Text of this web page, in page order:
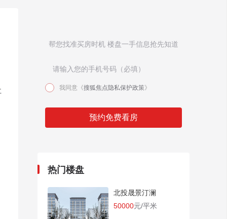
帮您找准买房时机 楼盘一手信息抢先知道
我同意《搜狐焦点隐私保护政策》
预约免费看房
热门楼盘
北投晟景汀澜
50000元/平米